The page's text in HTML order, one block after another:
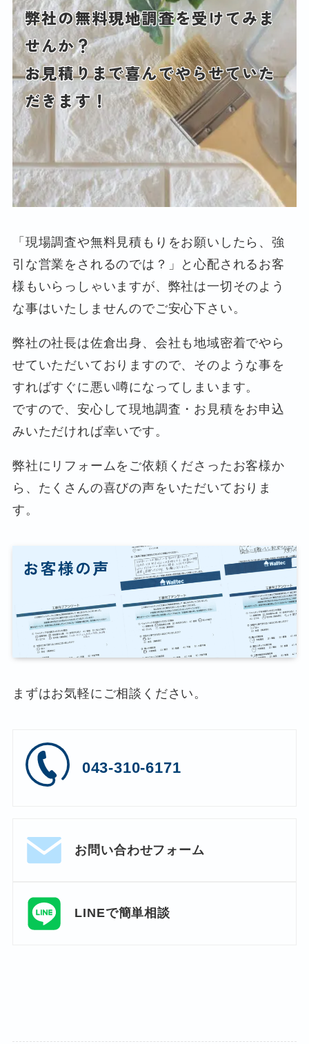
弊社の無料現地調査を受けてみま
せんか？
お見積りまで喜んでやらせていた
だきます！
「現場調査や無料見積もりをお願いしたら、強
引な営業をされるのでは？」と心配されるお客
様もいらっしゃいますが、弊社は一切そのよう
な事はいたしませんのでご安心下さい。
弊社の社長は佐倉出身、会社も地域密着でやら
せていただいておりますので、そのような事を
すればすぐに悪い噂になってしまいます。
ですので、安心して現地調査・お見積をお申込
みいただければ幸いです。
弊社にリフォームをご依頼くださったお客様か
ら、たくさんの喜びの声をいただいておりま
す。
まずはお気軽にご相談ください。
043-310-6171
お問い合わせフォーム
LINEで簡単相談